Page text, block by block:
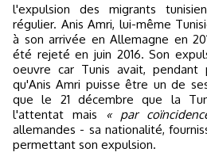
l'expulsion des migrants
régulier. Anis Amri, lui-même
à son arrivée en Allemagne en
été rejeté en juin 2016. Son
oeuvre car Tunis avait, pendant
qu'Anis Amri puisse être un de
que le 21 décembre que la
l'attentat mais
« par
allemandes - sa nationalité,
permettant son expulsion.